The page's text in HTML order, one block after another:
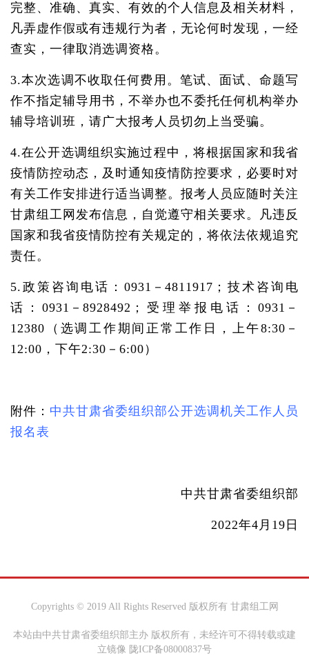
完整、准确、真实、有效的个人信息及相关材料，
凡弄虚作假或有违规行为者，无论何时发现，一经
查实，一律取消选调资格。
3.本次选调不收取任何费用。笔试、面试、命题写
作不指定辅导用书，不举办也不委托任何机构举办
辅导培训班，请广大报考人员切勿上当受骗。
4.在公开选调组织实施过程中，将根据国家和我省
疫情防控动态，及时通知疫情防控要求，必要时对
有关工作安排进行适当调整。报考人员应随时关注
甘肃组工网发布信息，自觉遵守相关要求。凡违反
国家和我省疫情防控有关规定的，将依法依规追究
责任。
5.政策咨询电话：0931－4811917；技术咨询电
话：0931－8928492；受理举报电话：0931－
12380（选调工作期间正常工作日，上午8:30－
12:00，下午2:30－6:00）
附件： 中共甘肃省委组织部公开选调机关工作人员
报名表
中共甘肃省委组织部
2022年4月19日
Copyrights © 2019 All Rights Reserved 版权所有 甘肃组工网
本站由中共甘肃省委组织部主办 版权所有，未经许可不得转载或建
立镜像 陇ICP备08000837号